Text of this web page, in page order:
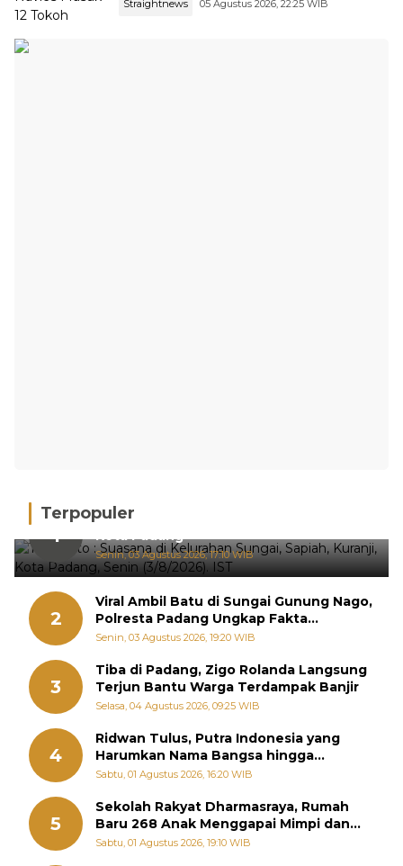
Straightnews 05 Agustus 2026, 22:25 WIB
Terpopuler
1
Hujan Deras, 15 Titik Banjir Terdeteksi di
Kota Padang
Senin, 03 Agustus 2026, 17:10 WIB
2
Viral Ambil Batu di Sungai Gunung Nago,
Polresta Padang Ungkap Fakta
Sebenarnya
Senin, 03 Agustus 2026, 19:20 WIB
3
Tiba di Padang, Zigo Rolanda Langsung
Terjun Bantu Warga Terdampak Banjir
Selasa, 04 Agustus 2026, 09:25 WIB
4
Ridwan Tulus, Putra Indonesia yang
Harumkan Nama Bangsa hingga
Diabadikan dalam Buku Jepang
Sabtu, 01 Agustus 2026, 16:20 WIB
5
Sekolah Rakyat Dharmasraya, Rumah
Baru 268 Anak Menggapai Mimpi dan
Memutus Rantai Kemiskinan
Sabtu, 01 Agustus 2026, 19:10 WIB